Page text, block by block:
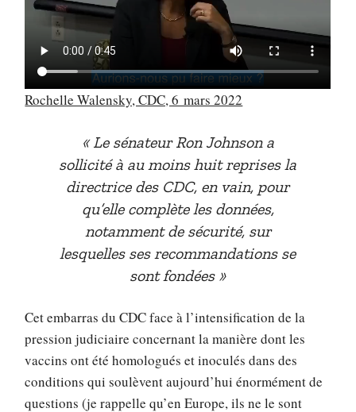
Rochelle Walensky, CDC, 6 mars 2022
Le sénateur Ron Johnson a
sollicité à au moins huit reprises la
directrice des CDC, en vain, pour
qu’elle complète les données,
notamment de sécurité, sur
lesquelles ses recommandations se
sont fondées
Cet embarras du CDC face à l’intensification de la
pression judiciaire concernant la manière dont les
vaccins ont été homologués et inoculés dans des
conditions qui soulèvent aujourd’hui énormément de
questions (je rappelle qu’en Europe, ils ne le sont